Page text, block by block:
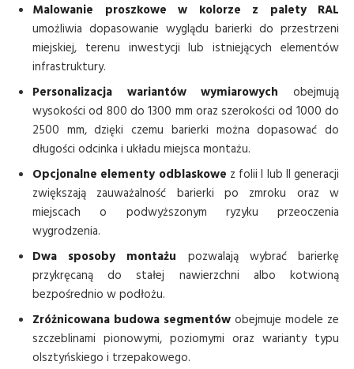
Malowanie proszkowe w kolorze z palety RAL
umożliwia dopasowanie wyglądu barierki do przestrzeni
miejskiej, terenu inwestycji lub istniejących elementów
infrastruktury.
Personalizacja wariantów wymiarowych obejmują
wysokości od 800 do 1300 mm oraz szerokości od 1000 do
2500 mm, dzięki czemu barierki można dopasować do
długości odcinka i układu miejsca montażu.
Opcjonalne elementy odblaskowe z folii I lub II generacji
zwiększają zauważalność barierki po zmroku oraz w
miejscach o podwyższonym ryzyku przeoczenia
wygrodzenia.
Dwa sposoby montażu pozwalają wybrać barierkę
przykręcaną do stałej nawierzchni albo kotwioną
bezpośrednio w podłożu.
Zróżnicowana budowa segmentów obejmuje modele ze
szczeblinami pionowymi, poziomymi oraz warianty typu
olsztyńskiego i trzepakowego.